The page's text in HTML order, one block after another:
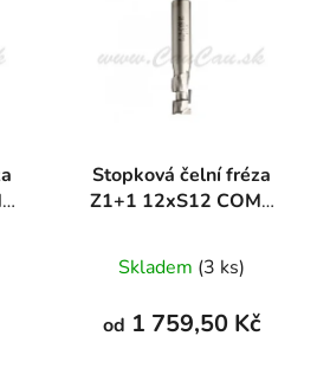
Stopková čelní fréza
Z1+1 12xS12 COMP
Skladem (3 ks)
od 1 759,50 Kč